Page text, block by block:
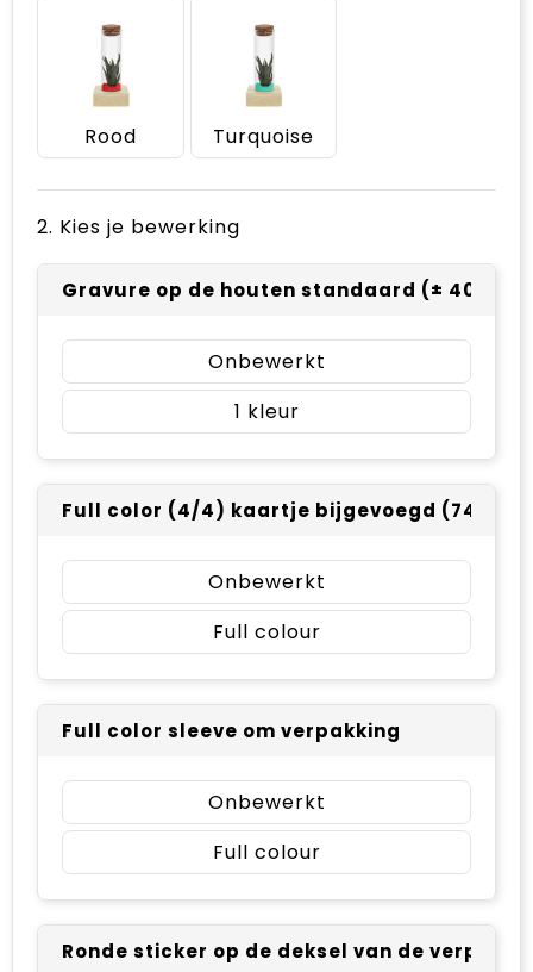
Rood Turquoise
2. Kies je bewerking
Gravure op de houten standaard (± 40 x 15
Onbewerkt
1
Full color (4/4) kaartje bijgevoegd (74 x
Onbewerkt
Full colour
Full color sleeve om verpakking
Onbewerkt
Full colour
Ronde sticker op de deksel van de